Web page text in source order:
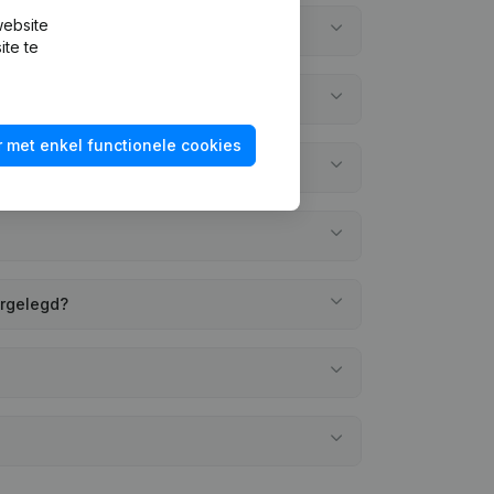
te
met enkel functionele cookies